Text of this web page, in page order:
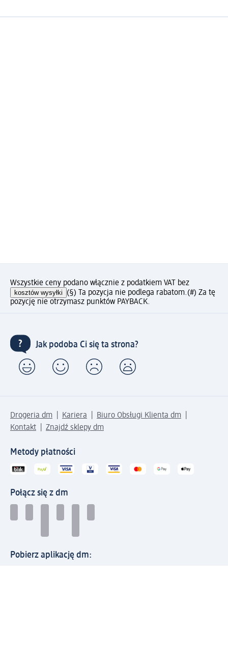
Wszystkie ceny podano włącznie z podatkiem VAT bez
kosztów wysyłki (§) Ta pozycja nie podlega rabatom.(#) Za tę
pozycję nie otrzymasz punktów PAYBACK.
Jak podoba Ci się ta strona?
Drogeria dm Kariera
Biuro Obsługi Klienta dm
Kontakt
Znajdź sklepy dm
Metody płatności
Połącz się z dm
Pobierz aplikację dm: